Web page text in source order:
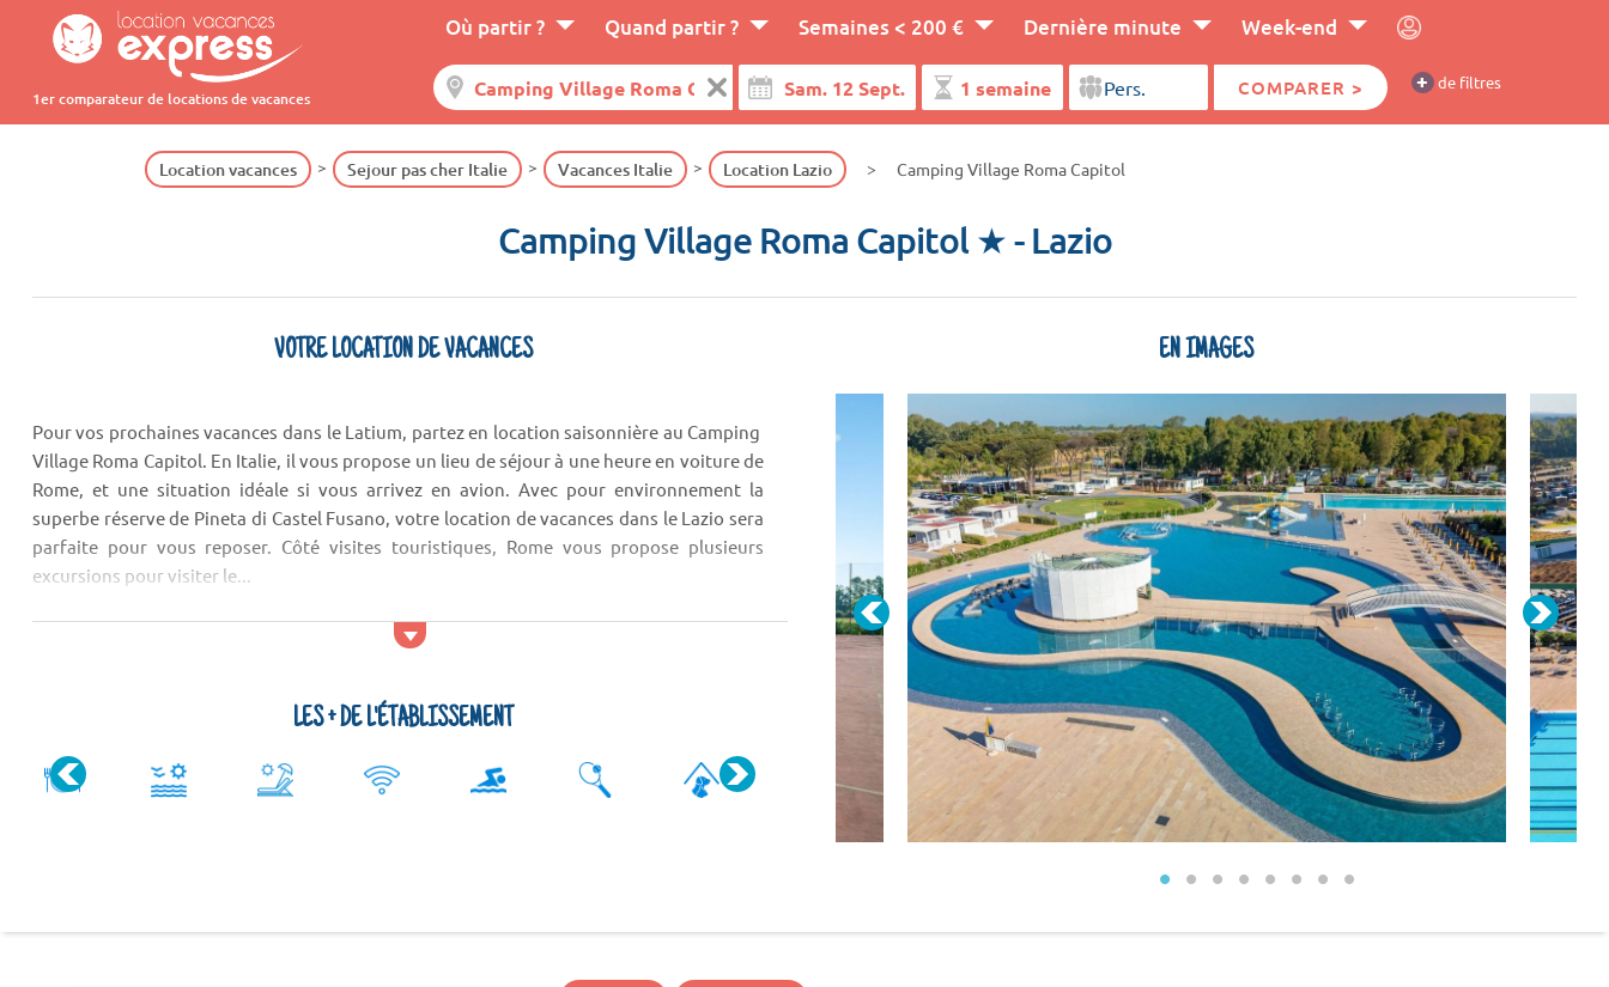
1er comparateur de locations de vacances
Où partir ? Quand partir ? Semaines < 200 € Dernière minute Week-end
COMPARER > + de filtres
Location vacances Sejour pas cher Italie Vacances Italie Location Lazio Camping Village Roma Capitol
Camping Village Roma Capitol ★- Lazio
VOTRE LOCATION DE VACANCES
Pour vos prochaines vacances dans le Latium, partez en location saisonnière au Camping
Village Roma Capitol. En Italie, il vous propose un lieu de séjour à une heure en voiture de
Rome, et une situation idéale si vous arrivez en avion. Avec pour environnement la
superbe réserve de Pineta di Castel Fusano, votre location de vacances dans le Lazio sera
parfaite pour vous reposer. Côté visites touristiques, Rome vous propose plusieurs
excursions pour visiter le...
LES + DE L'ÉTABLISSEMENT
EN IMAGES